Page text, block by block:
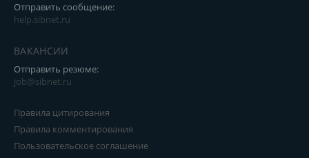
Отправить сообщение:
help.sibnet.ru
ВАКАНСИИ
Отправить резюме:
job@sibnet.ru
Правила цитирования
Правила комментирования
Пользовательское соглашение